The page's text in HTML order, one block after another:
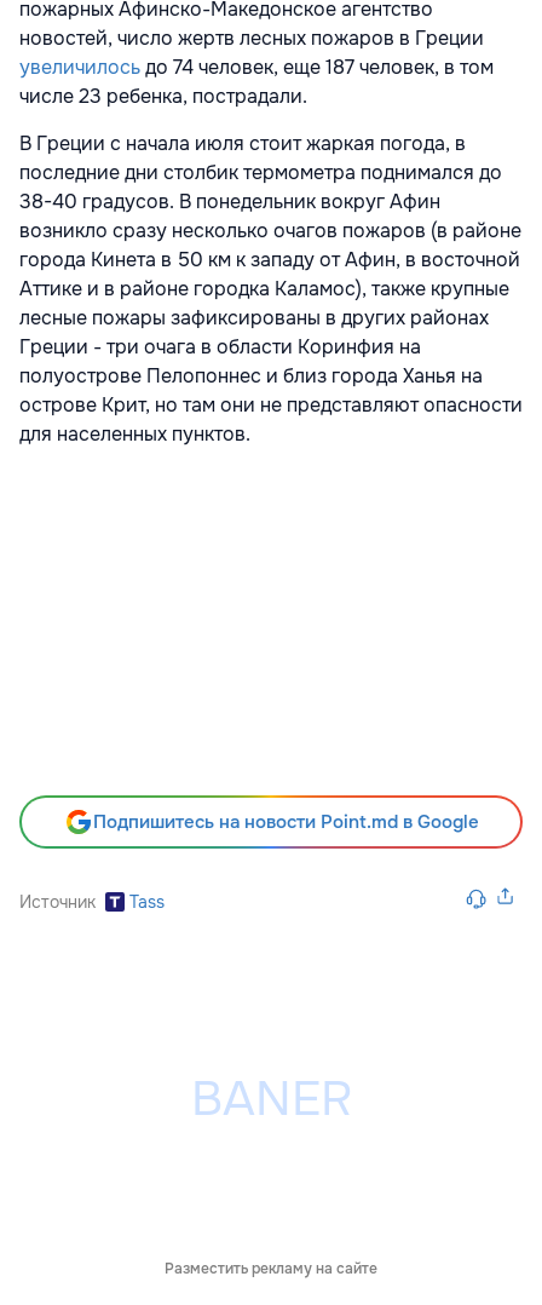
пожарныхАфинско-Македонское агентство
новостей, число жертв лесных пожаров в Греции
увеличилосьдо 74 человек, еще 187 человек, в том
числе 23 ребенка, пострадали.
В Греции с начала июля стоит жаркая погода, в
последние дни столбик термометра поднимался до
38-40 градусов. В понедельник вокруг Афин
возникло сразу несколько очагов пожаров (в районе
города Кинета в 50 км к западу от Афин, в восточной
Аттике и в районе городка Каламос), также крупные
лесные пожары зафиксированы в других районах
Греции - три очага в области Коринфия на
полуострове Пелопоннес и близ города Ханья на
острове Крит, но там они не представляют опасности
для населенных пунктов.
Подпишитесь на новости Point.md в Google
Источник Tass
Разместить рекламу на сайте